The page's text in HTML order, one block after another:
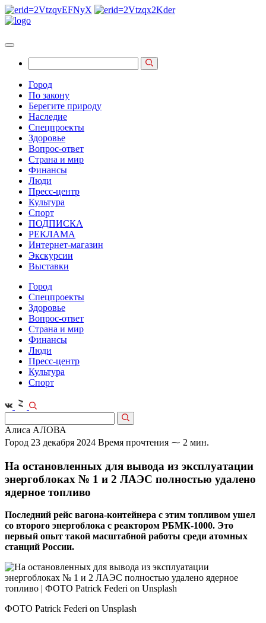
Город
По закону
Берегите природу
Наследие
Спецпроекты
Здоровье
Вопрос-ответ
Страна и мир
Финансы
Люди
Пресс-центр
Культура
Спорт
ПОДПИСКА
РЕКЛАМА
Интернет-магазин
Экскурсии
Выставки
Город
Спецпроекты
Здоровье
Вопрос-ответ
Страна и мир
Финансы
Люди
Пресс-центр
Культура
Спорт
Алиса АЛОВА
Город 23 декабря 2024 Время прочтения ⁓ 2 мин.
На остановленных для вывода из эксплуатации
энергоблоках № 1 и 2 ЛАЭС полностью удалено
ядерное топливо
Последний рейс вагона-контейнера с этим топливом ушел
со второго энергоблока с реактором РБМК-1000. Это
первый опыт такой масштабной работы среди атомных
станций России.
ФОТО Patrick Federi on Unsplash